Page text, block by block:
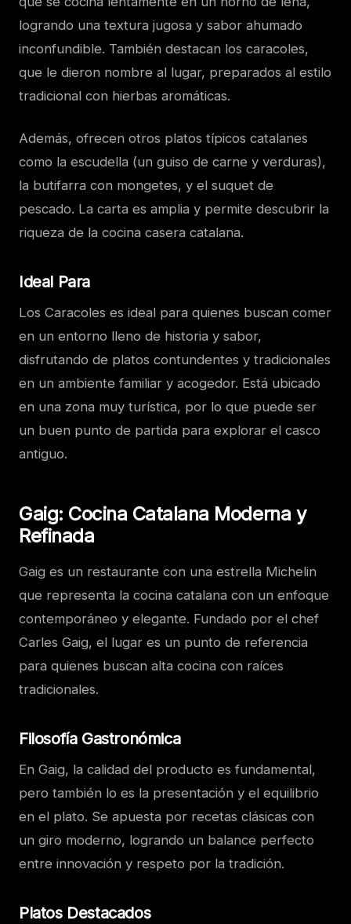
logrando una textura jugosa y sabor ahumado
inconfundible. También destacan los caracoles,
que le dieron nombre al lugar, preparados al estilo
tradicional con hierbas aromáticas.
Además, ofrecen otros platos típicos catalanes
como la escudella (un guiso de carne y verduras),
la butifarra con mongetes, y el suquet de
pescado. La carta es amplia y permite descubrir la
riqueza de la cocina casera catalana.
Ideal Para
Los Caracoles es ideal para quienes buscan comer
en un entorno lleno de historia y sabor,
disfrutando de platos contundentes y tradicionales
en un ambiente familiar y acogedor. Está ubicado
en una zona muy turística, por lo que puede ser
un buen punto de partida para explorar el casco
antiguo.
Gaig: Cocina Catalana Moderna y
Refinada
Gaig es un restaurante con una estrella Michelin
que representa la cocina catalana con un enfoque
contemporáneo y elegante. Fundado por el chef
Carles Gaig, el lugar es un punto de referencia
para quienes buscan alta cocina con raíces
tradicionales.
Filosofía Gastronómica
En Gaig, la calidad del producto es fundamental,
pero también lo es la presentación y el equilibrio
en el plato. Se apuesta por recetas clásicas con
un giro moderno, logrando un balance perfecto
entre innovación y respeto por la tradición.
Platos Destacados